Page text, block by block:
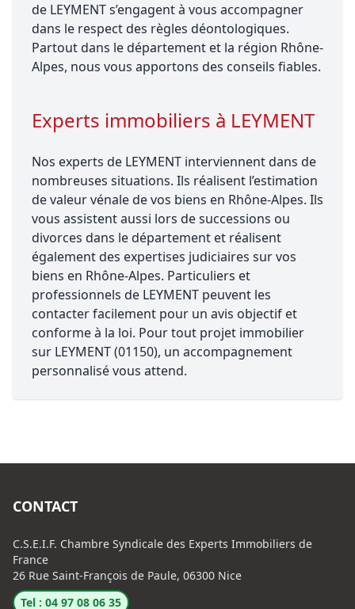
de LEYMENT s’engagent à vous accompagner
dans le respect des règles déontologiques.
Partout dans le département et la région Rhône-
Alpes, nous vous apportons des conseils fiables.
Experts immobiliers à LEYMENT
Nos experts de LEYMENT interviennent dans de
nombreuses situations. Ils réalisent l’estimation
de valeur vénale de vos biens en Rhône-Alpes. Ils
vous assistent aussi lors de successions ou
divorces dans le département et réalisent
également des expertises judiciaires sur vos
biens en Rhône-Alpes. Particuliers et
professionnels de LEYMENT peuvent les
contacter facilement pour un avis objectif et
conforme à la loi. Pour tout projet immobilier
sur LEYMENT (01150), un accompagnement
personnalisé vous attend.
CONTACT
C.S.E.I.F. Chambre Syndicale des Experts Immobiliers de
France
26 Rue Saint-François de Paule, 06300 Nice
Tel : 04 97 08 06 35